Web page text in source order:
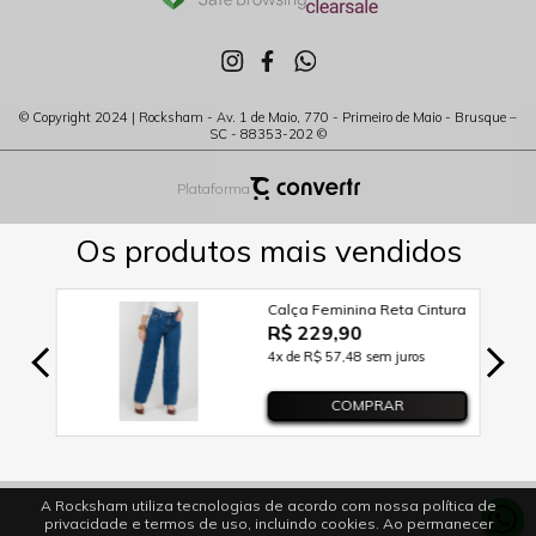
© Copyright 2024 | Rocksham - Av. 1 de Maio, 770 - Primeiro de Maio - Brusque –
SC - 88353-202 ©
Plataforma
A Rocksham utiliza tecnologias de acordo com nossa política de
privacidade e termos de uso, incluindo cookies. Ao permanecer